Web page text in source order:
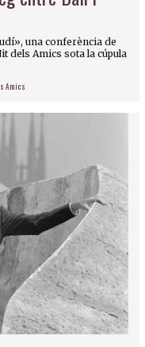
una conferència de
dels Amics sota la cúpula
Amics